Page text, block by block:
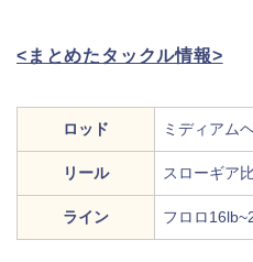
<まとめたタックル情報>
ロッド ミディアム
リール スローギア比
ライン フロロ